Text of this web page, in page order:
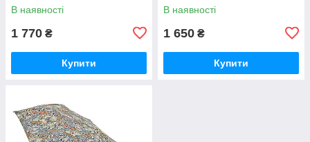
В наявності
1 770 ₴
Купити
В наявності
1 650 ₴
Купити